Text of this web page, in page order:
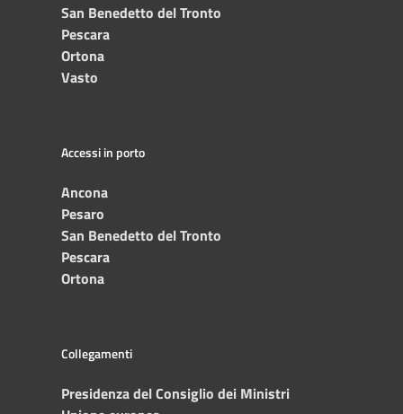
San Benedetto del Tronto
Pescara
Ortona
Vasto
Accessi in porto
Ancona
Pesaro
San Benedetto del Tronto
Pescara
Ortona
Collegamenti
Presidenza del Consiglio dei Ministri